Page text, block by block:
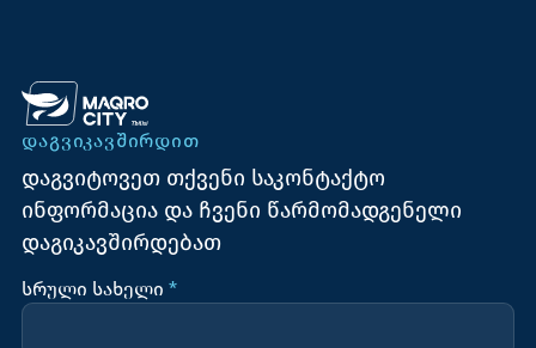
ᲓᲐᲒᲕᲘᲙᲐᲕᲨᲘᲠᲓᲘᲗ
დაგვიტოვეთ თქვენი საკონტაქტო
ინფორმაცია და ჩვენი წარმომადგენელი
დაგიკავშირდებათ
სრული სახელი*